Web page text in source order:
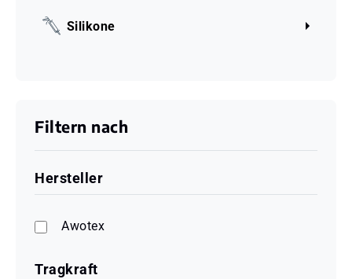
Silikone
Filtern nach
Hersteller
Awotex
Tragkraft